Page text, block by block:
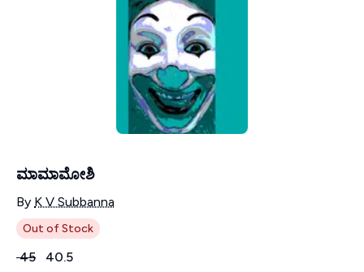
ಮಾಮಾಮೋಶಿ
Contributors
By K V Subbanna
Out of Stock
Price
₹45 40.5